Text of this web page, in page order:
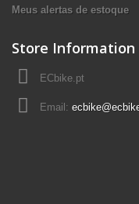
Meus alertas de estoque
Store Information
ECbike.pt
Email: